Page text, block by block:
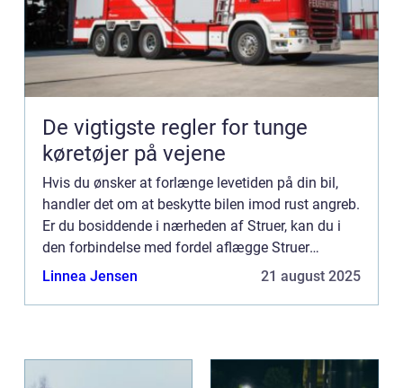
De vigtigste regler for tunge
køretøjer på vejene
Hvis du ønsker at forlænge levetiden på din bil,
handler det om at beskytte bilen imod rust angreb.
Er du bosiddende i nærheden af Struer, kan du i
den forbindelse med fordel aflægge Struer
Undervognscenter en visit. Hvem er Struer
Linnea Jensen 21 august 2025